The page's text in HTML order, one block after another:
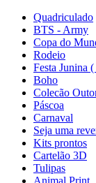
Quadriculado
BTS - Army
Copa do
Rodeio
Festa Junina
Boho
Colecão
Páscoa
Carnaval
Seja uma
Kits prontos
Cartelão 3D
Tulipas
Animal Print